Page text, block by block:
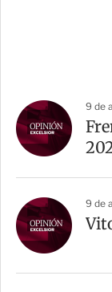
9 de
9 de